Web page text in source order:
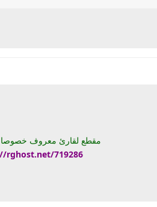
مقطع لقارئ معروف خصوصا
rghost.net/719286